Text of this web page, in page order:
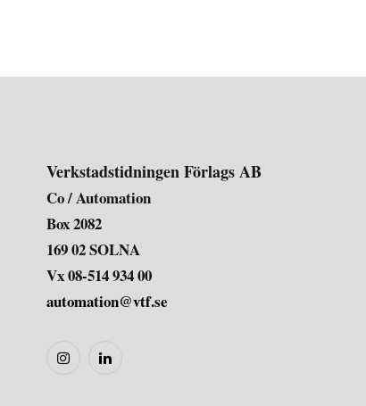
Verkstadstidningen Förlags AB
Co / Automation
Box 2082
169 02 SOLNA
Vx 08-514 934 00
automation@vtf.se
InstagramLinkedIn